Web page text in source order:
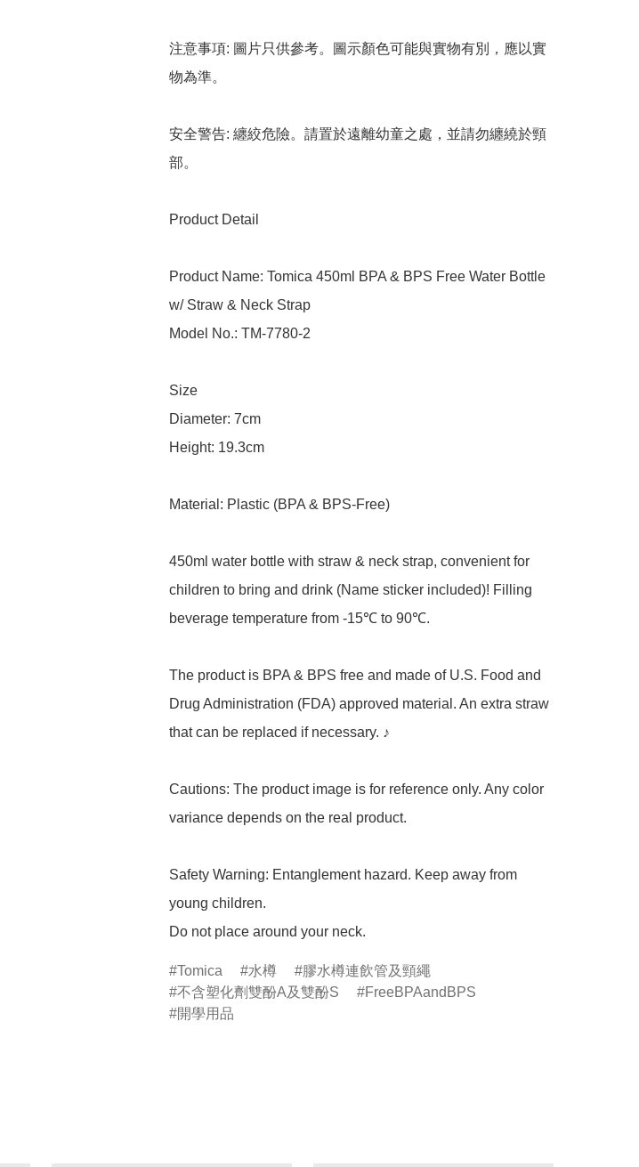
注意事項: 圖片只供參考。圖示顏色可能與實物有別，應以實
物為準。
安全警告: 纏絞危險。請置於遠離幼童之處，並請勿纏繞於頸
部。
Product Detail
Product Name: Tomica 450ml BPA & BPS Free Water Bottle
w/ Straw & Neck Strap
Model No.: TM-7780-2
Size
Diameter: 7cm
Height: 19.3cm
Material: Plastic (BPA & BPS-Free)
450ml water bottle with straw & neck strap, convenient for
children to bring and drink (Name sticker included)! Filling
beverage temperature from -15℃ to 90℃.
The product is BPA & BPS free and made of U.S. Food and
Drug Administration (FDA) approved material. An extra straw
that can be replaced if necessary. ♪
Cautions: The product image is for reference only. Any color
variance depends on the real product.
Safety Warning: Entanglement hazard. Keep away from
young children.
Do not place around your neck.
Tomica 水樽
膠水樽連飲管及頸繩
不含塑化劑雙酚A及雙酚S
FreeBPAandBPS
開學用品